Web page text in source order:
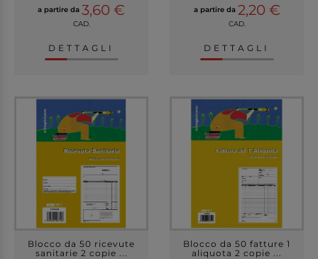
a partire da 3,60 €
CAD.
DETTAGLI
a partire da 2,20 €
CAD.
DETTAGLI
Blocco da 50 ricevute
sanitarie 2 copie ...
Blocco da 50 fatture 1
aliquota 2 copie ...